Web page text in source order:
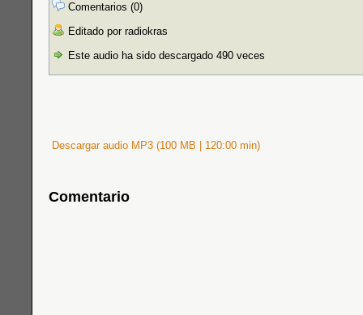
Comentarios (0)
Editado por radiokras
Este audio ha sido descargado 490 veces
Descargar audio MP3 (100 MB | 120:00 min)
Comentario